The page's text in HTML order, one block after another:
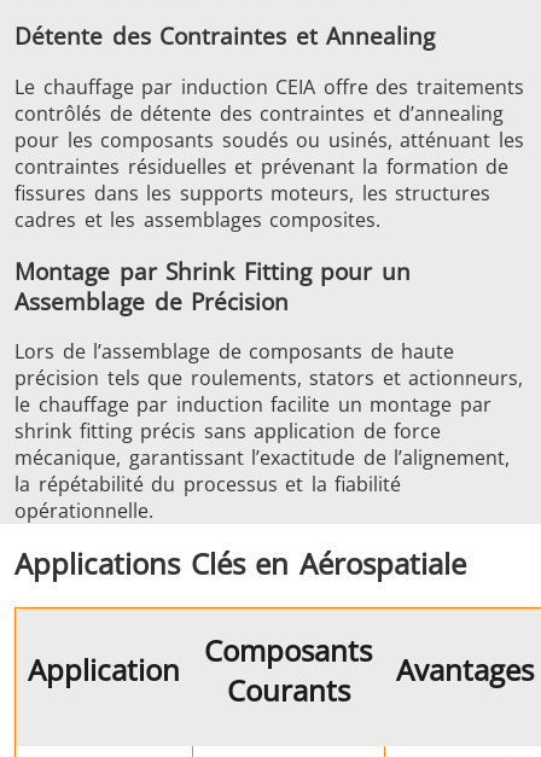
Détente des Contraintes et Annealing
Le chauffage par induction CEIA offre des traitements
contrôlés de détente des contraintes et d’annealing
pour les composants soudés ou usinés, atténuant les
contraintes résiduelles et prévenant la formation de
fissures dans les supports moteurs, les structures
cadres et les assemblages composites.
Montage par Shrink Fitting pour un
Assemblage de Précision
Lors de l’assemblage de composants de haute
précision tels que roulements, stators et actionneurs,
le chauffage par induction facilite un montage par
shrink fitting précis sans application de force
mécanique, garantissant l’exactitude de l’alignement,
la répétabilité du processus et la fiabilité
opérationnelle.
Applications Clés en Aérospatiale
Application
Composants
Courants
Avantages